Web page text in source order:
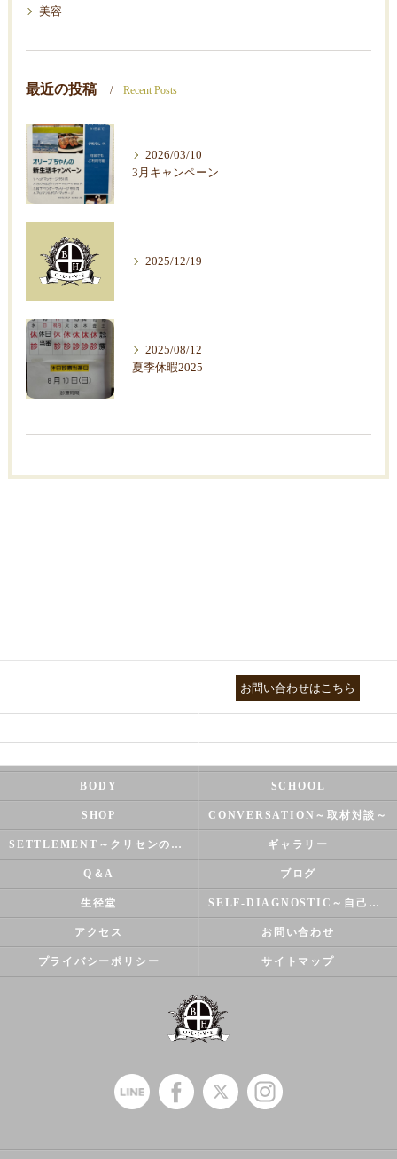
美容
最近の投稿 Recent Posts
2026/03/10
3月キャンペーン
2025/12/19
2025/08/12
夏季休暇2025
お問い合わせはこちら
BODY SCHOOL
SHOP CONVERSATION～取材対談～
SETTLEMENT～クリセンのズバリ解決シリーズ～ ギャラリー
Q＆A ブログ
生径堂 SELF-DIAGNOSTIC～自己診断～
アクセス お問い合わせ
プライバシーポリシー サイトマップ